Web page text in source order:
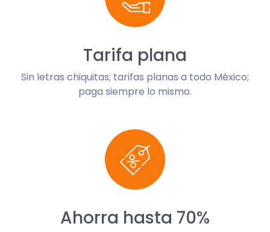
Tarifa plana
Sin letras chiquitas; tarifas planas a todo México;
paga siempre lo mismo.
Ahorra hasta 70%